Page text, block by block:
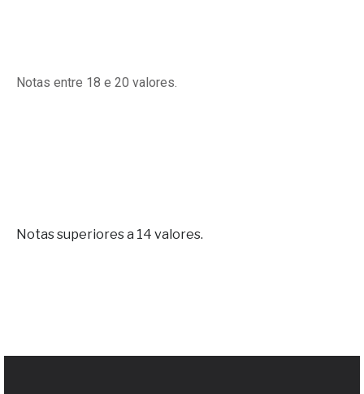
Notas entre 18 e 20 valores.
Notas superiores a 14 valores.